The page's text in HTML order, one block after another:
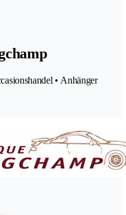
• Anhänger